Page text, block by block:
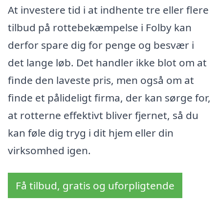
At investere tid i at indhente tre eller flere
tilbud på rottebekæmpelse i Folby kan
derfor spare dig for penge og besvær i
det lange løb. Det handler ikke blot om at
finde den laveste pris, men også om at
finde et pålideligt firma, der kan sørge for,
at rotterne effektivt bliver fjernet, så du
kan føle dig tryg i dit hjem eller din
virksomhed igen.
Få tilbud, gratis og uforpligtende